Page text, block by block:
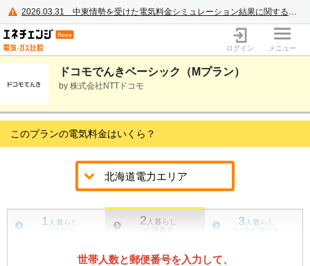
2026.03.31 中東情勢を受けた電気料金シミュレーション結果に関するご案内
電力・ガス比較サイト エネチェンジ
ログイン メニュー
ドコモでんきベーシック（Mプラン）
by 株式会社NTTドコモ
このプランの電気料金はいくら？
1 人暮らし
の場合
2 人暮らし
の場合
※
3 人暮らし
以上の場合
世帯人数と郵便番号を入力して、